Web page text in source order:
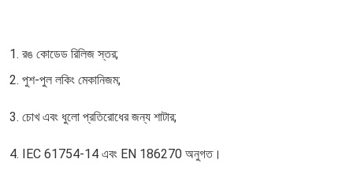
1. রঙ কোডেড রিলিজ স্তর;
2. পুশ-পুল লকিং মেকানিজম;
3. চোখ এবং ধুলো প্রতিরোধের জন্য শাটার;
4. IEC 61754-14 এবং EN 186270 অনুগত।